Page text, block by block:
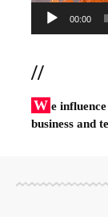
00:00
//
W e
business and